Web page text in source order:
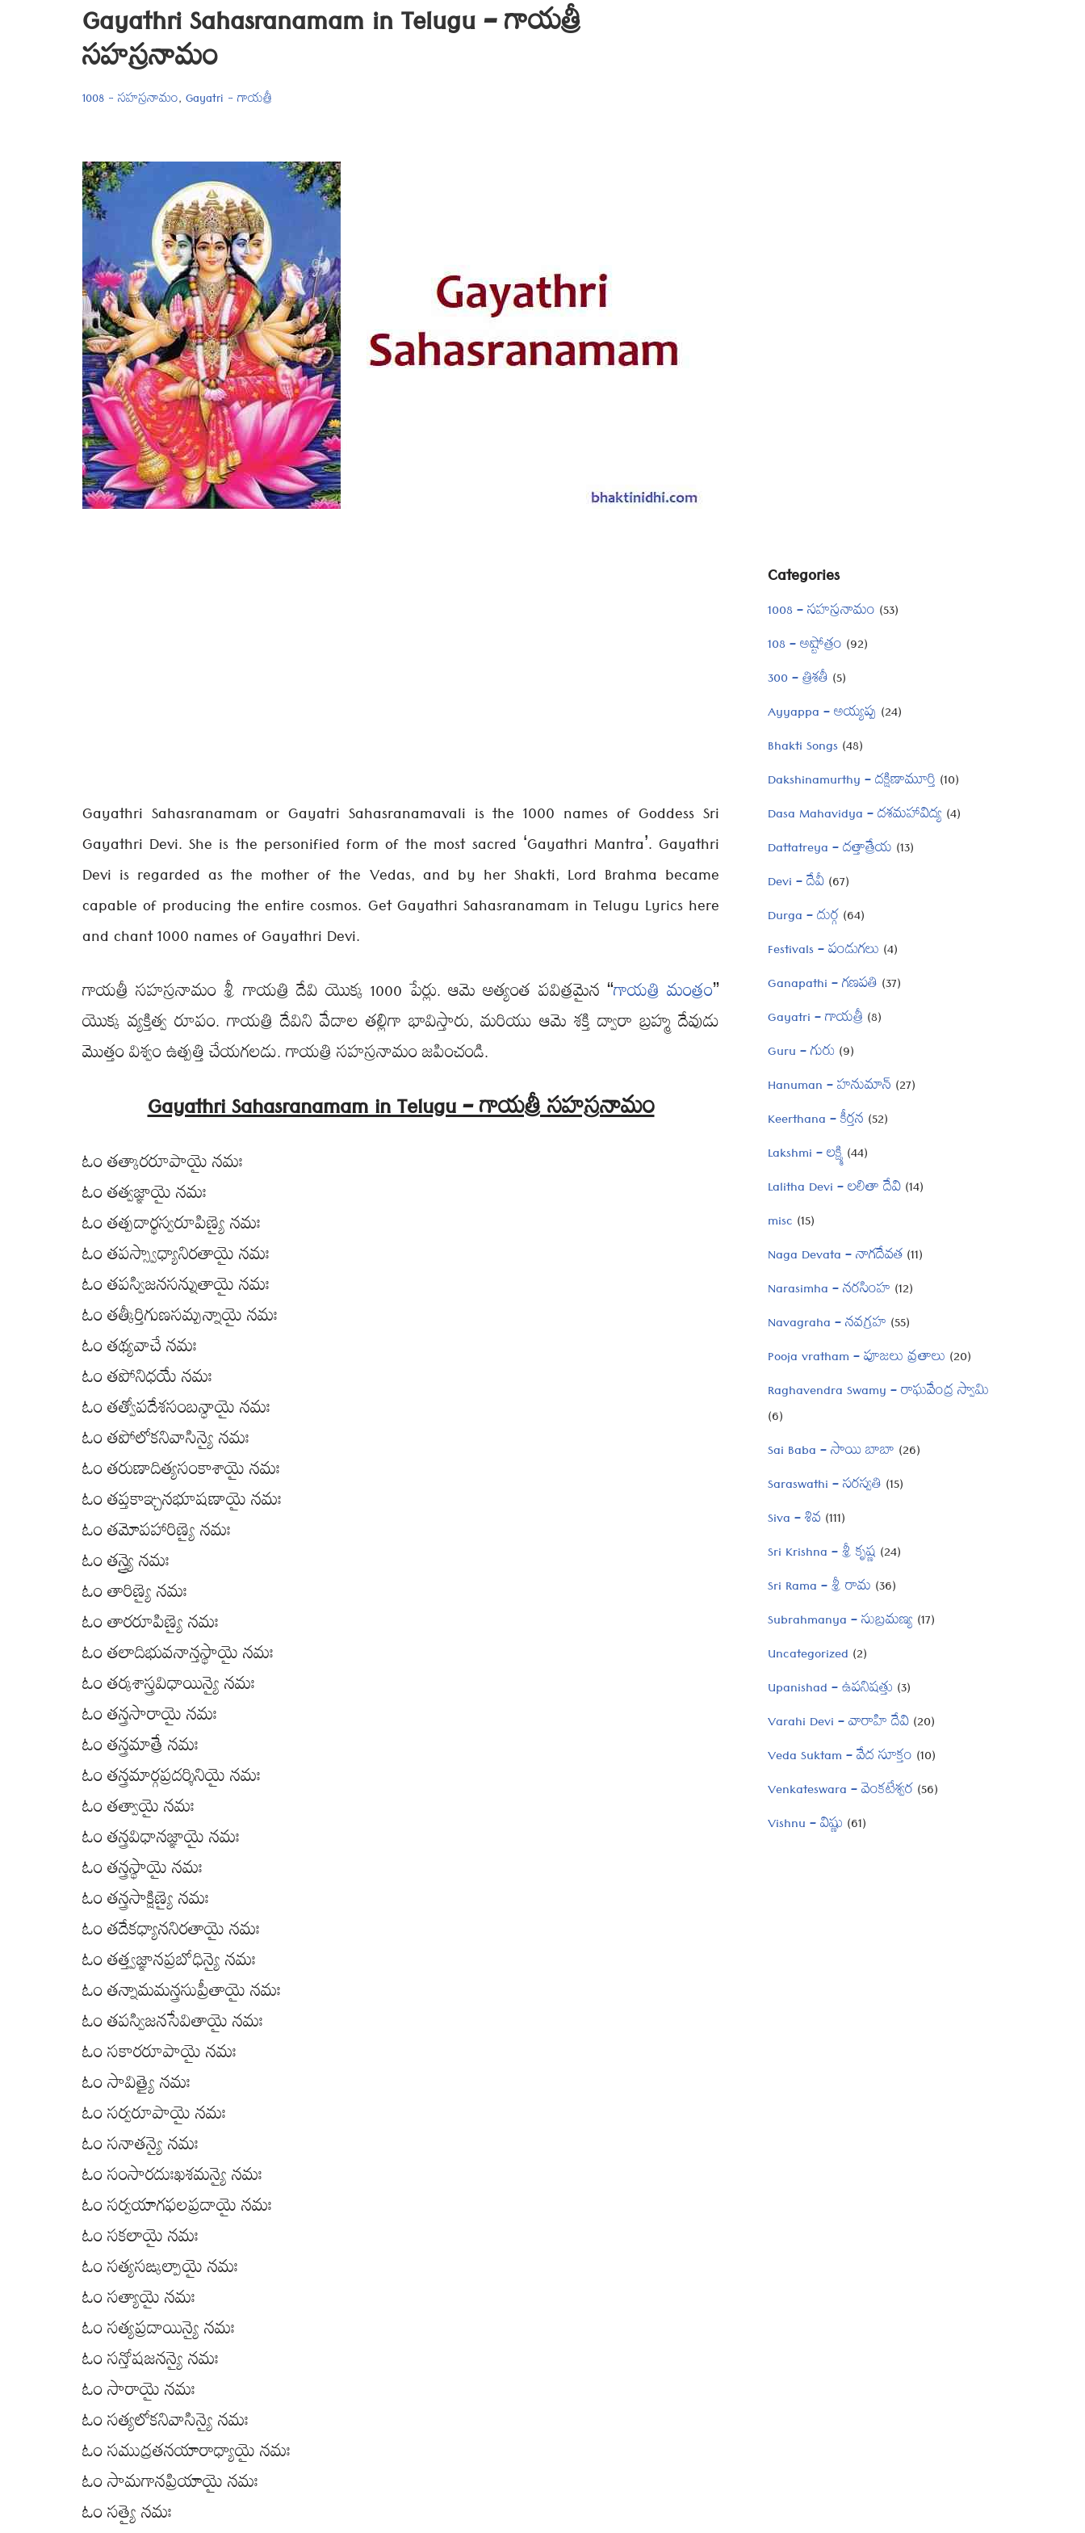
Gayathri Sahasranamam in Telugu – గాయత్రీ
సహస్రనామం
1008 - సహస్రనామం, Gayatri - గాయత్రీ
Gayathri Sahasranamam or Gayatri Sahasranamavali is the 1000 names of Goddess Sri
Gayathri Devi. She is the personified form of the most sacred ‘Gayathri Mantra’. Gayathri
Devi is regarded as the mother of the Vedas, and by her Shakti, Lord Brahma became
capable of producing the entire cosmos. Get Gayathri Sahasranamam in Telugu Lyrics here
and chant 1000 names of Gayathri Devi.
గాయత్రీ సహస్రనామం శ్రీ గాయత్రి దేవి యొక్క 1000 పేర్లు. ఆమె అత్యంత పవిత్రమైన “గాయత్రి మంత్రం”
యొక్క వ్యక్తిత్వ రూపం. గాయత్రి దేవిని వేదాల తల్లిగా భావిస్తారు, మరియు ఆమె శక్తి ద్వారా బ్రహ్మ దేవుడు
మొత్తం విశ్వం ఉత్పత్తి చేయగలడు. గాయత్రి సహస్రనామం జపించండి.
Gayathri Sahasranamam in Telugu – గాయత్రీ సహస్రనామం
ఓం తత్కారరూపాయై నమః
ఓం తత్వజ్ఞాయై నమః
ఓం తత్పదార్థస్వరూపిణ్యై నమః
ఓం తపస్స్వాధ్యానిరతాయై నమః
ఓం తపస్విజనసన్నుతాయై నమః
ఓం తత్కీర్తిగుణసమ్పన్నాయై నమః
ఓం తథ్యవాచే నమః
ఓం తపోనిధయే నమః
ఓం తత్వోపదేశసంబన్ధాయై నమః
ఓం తపోలోకనివాసిన్యై నమః
ఓం తరుణాదిత్యసంకాశాయై నమః
ఓం తప్తకాఞ్చనభూషణాయై నమః
ఓం తమోపహారిణ్యై నమః
ఓం తన్త్ర్యై నమః
ఓం తారిణ్యై నమః
ఓం తారరూపిణ్యై నమః
ఓం తలాదిభువనాన్తస్థాయై నమః
ఓం తర్కశాస్త్రవిధాయిన్యై నమః
ఓం తన్త్రసారాయై నమః
ఓం తన్త్రమాత్రే నమః
ఓం తన్త్రమార్గప్రదర్శినియై నమః
ఓం తత్వాయై నమః
ఓం తన్త్రవిధానజ్ఞాయై నమః
ఓం తన్త్రస్థాయై నమః
ఓం తన్త్రసాక్షిణ్యై నమః
ఓం తదేకధ్యాననిరతాయై నమః
ఓం తత్త్వజ్ఞానప్రబోధిన్యై నమః
ఓం తన్నామమన్త్రసుప్రీతాయై నమః
ఓం తపస్విజనసేవితాయై నమః
ఓం సకారరూపాయై నమః
ఓం సావిత్ర్యై నమః
ఓం సర్వరూపాయై నమః
ఓం సనాతన్యై నమః
ఓం సంసారదుఃఖశమన్యై నమః
ఓం సర్వయాగఫలప్రదాయై నమః
ఓం సకలాయై నమః
ఓం సత్యసఙ్కల్పాయై నమః
ఓం సత్యాయై నమః
ఓం సత్యప్రదాయిన్యై నమః
ఓం సన్తోషజనన్యై నమః
ఓం సారాయై నమః
ఓం సత్యలోకనివాసిన్యై నమః
ఓం సముద్రతనయారాధ్యాయై నమః
ఓం సామగానప్రియాయై నమః
ఓం సత్యై నమః
Categories
1008 – సహస్రనామం (53)
108 – అష్టోత్రం (92)
300 – త్రిశతీ (5)
Ayyappa – అయ్యప్ప (24)
Bhakti Songs(48)
Dakshinamurthy – దక్షిణామూర్తి (10)
Dasa Mahavidya – దశమహావిద్య (4)
Dattatreya – దత్తాత్రేయ (13)
Devi – దేవీ(67)
Durga – దుర్గ(64)
Festivals – పండుగలు (4)
Ganapathi – గణపతి (37)
Gayatri – గాయత్రీ (8)
Guru – గురు (9)
Hanuman – హనుమాన్ (27)
Keerthana – కీర్తన (52)
Lakshmi – లక్ష్మి(44)
Lalitha Devi – లలితా దేవి(14)
misc (15)
Naga Devata – నాగదేవత(11)
Narasimha – నరసింహ (12)
Navagraha – నవగ్రహ (55)
Pooja vratham – పూజలు వ్రతాలు (20)
Raghavendra Swamy – రాఘవేంద్ర స్వామి
(6)
Sai Baba – సాయి బాబా (26)
Saraswathi – సరస్వతి (15)
Siva – శివ (111)
Sri Krishna – శ్రీ కృష్ణ (24)
Sri Rama – శ్రీ రామ (36)
Subrahmanya – సుబ్రమణ్య (17)
Uncategorized (2)
Upanishad – ఉపనిషత్తు (3)
Varahi Devi – వారాహి దేవి(20)
Veda Suktam – వేద సూక్తం (10)
Venkateswara – వెంకటేశ్వర(56)
Vishnu – విష్ణు (61)